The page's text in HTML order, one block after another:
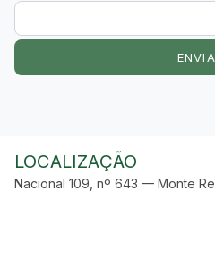
LOCALIZAÇÃO
Nacional 109, nº 643 — Monte